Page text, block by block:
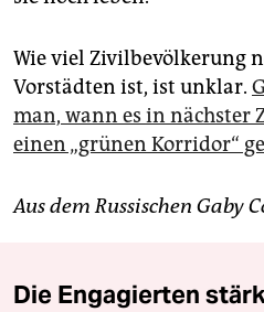
Wie viel Zivilbevölkerung
Vorstädten ist, ist unklar.
man, wann es in nächster
einen „grünen Korridor“
Aus dem Russischen Gaby
Die Engagierten